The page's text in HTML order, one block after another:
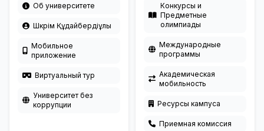
Об университете
Шәкәрім Құдайбердіұлы
Мобильное
приложение
Виртуальный тур
Университет без
коррупции
Конкурсы и
Предметные
олимпиады
Международные
программы
Академическая
мобильность
Ресурсы кампуса
Приемная комиссия